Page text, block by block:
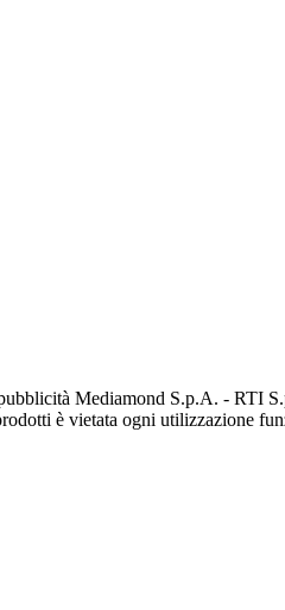
Mediamond S.p.A. - RTI
è vietata ogni utilizzazione